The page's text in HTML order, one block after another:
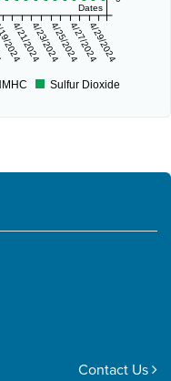
Dates
4/21/20244/23/20244/25/20244/27/20244/29/2024
Sulfur Dioxide
Contact Us